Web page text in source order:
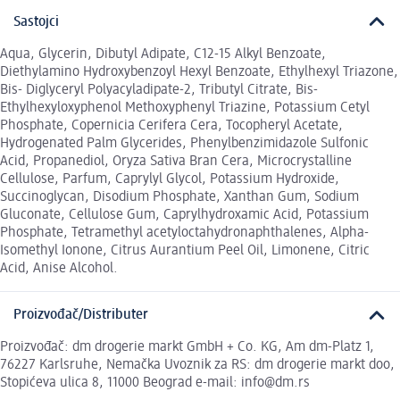
Sastojci
Aqua, Glycerin, Dibutyl Adipate, C12-15 Alkyl Benzoate,
Diethylamino Hydroxybenzoyl Hexyl Benzoate, Ethylhexyl Triazone,
Bis- Diglyceryl Polyacyladipate-2, Tributyl Citrate, Bis-
Ethylhexyloxyphenol Methoxyphenyl Triazine, Potassium Cetyl
Phosphate, Copernicia Cerifera Cera, Tocopheryl Acetate,
Hydrogenated Palm Glycerides, Phenylbenzimidazole Sulfonic
Acid, Propanediol, Oryza Sativa Bran Cera, Microcrystalline
Cellulose, Parfum, Caprylyl Glycol, Potassium Hydroxide,
Succinoglycan, Disodium Phosphate, Xanthan Gum, Sodium
Gluconate, Cellulose Gum, Caprylhydroxamic Acid, Potassium
Phosphate, Tetramethyl acetyloctahydronaphthalenes, Alpha-
Isomethyl Ionone, Citrus Aurantium Peel Oil, Limonene, Citric
Acid, Anise Alcohol.
Proizvođač/Distributer
Proizvođač: dm drogerie markt GmbH + Co. KG, Am dm-Platz 1,
76227 Karlsruhe, Nemačka Uvoznik za RS: dm drogerie markt doo,
Stopićeva ulica 8, 11000 Beograd e-mail: info@dm.rs